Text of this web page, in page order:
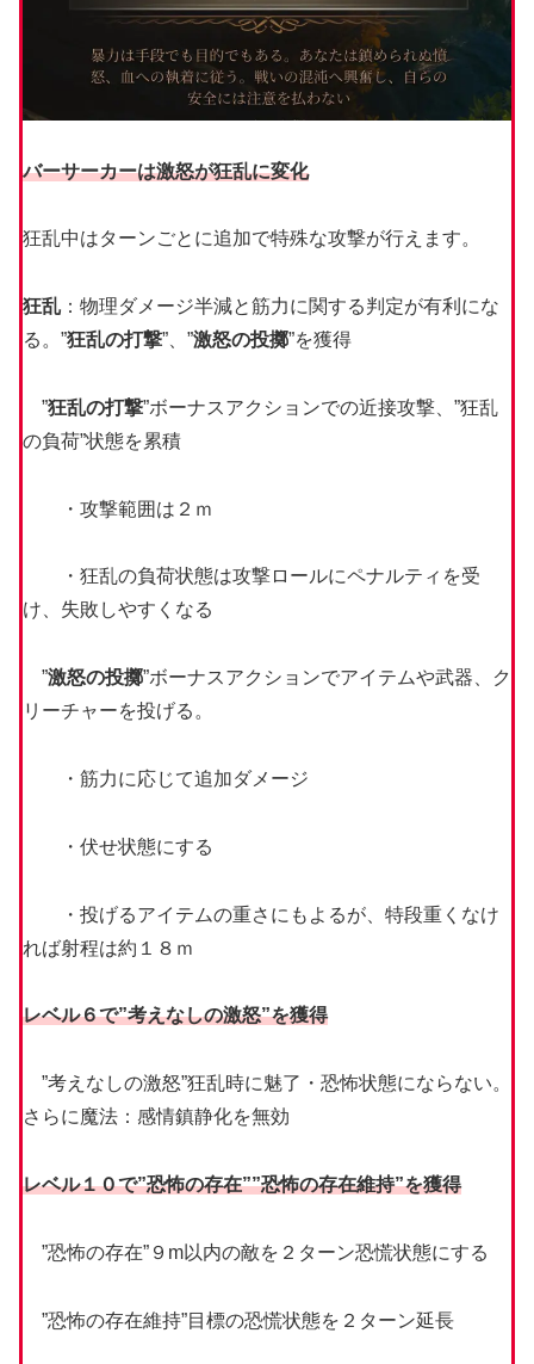
バーサーカーは激怒が狂乱に変化
狂乱中はターンごとに追加で特殊な攻撃が行えます。
狂乱 ：物理ダメージ半減と筋力に関する判定が有利にな
る。”狂乱の打撃”、”激怒の投擲”を獲得
”狂乱の打撃”ボーナスアクションでの近接攻撃、”狂乱
の負荷”状態を累積
・攻撃範囲は２ｍ
・狂乱の負荷状態は攻撃ロールにペナルティを受
け、失敗しやすくなる
”激怒の投擲”ボーナスアクションでアイテムや武器、ク
リーチャーを投げる。
・筋力に応じて追加ダメージ
・伏せ状態にする
・投げるアイテムの重さにもよるが、特段重くなけ
れば射程は約１８ｍ
レベル６で”考えなしの激怒”を獲得
”考えなしの激怒”狂乱時に魅了・恐怖状態にならない。
さらに魔法：感情鎮静化を無効
レベル１０で”恐怖の存在””恐怖の存在維持”を獲得
”恐怖の存在”９m以内の敵を２ターン恐慌状態にする
”恐怖の存在維持”目標の恐慌状態を２ターン延長